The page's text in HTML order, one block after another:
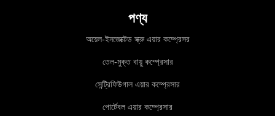
পণ্য
অয়েল-ইনজেক্টেড স্ক্রু এয়ার কম্প্রেসর
তেল-মুক্ত বায়ু কম্প্রেসার
সেন্ট্রিফিউগাল এয়ার কম্প্রেসার
পোর্টেবল এয়ার কম্প্রেসার